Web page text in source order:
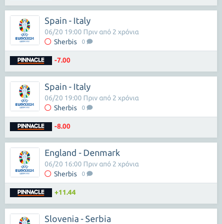
Spain - Italy
Sherbis 0
06/20 19:00 Πριν από 2 χρόνια
-7.00
Spain - Italy
Sherbis 0
06/20 19:00 Πριν από 2 χρόνια
-8.00
England - Denmark
Sherbis 0
06/20 16:00 Πριν από 2 χρόνια
+11.44
Slovenia - Serbia